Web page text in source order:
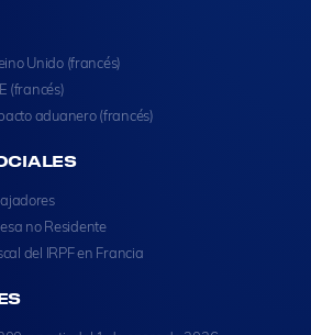
Unido (francés)
(francés)
aduanero (francés)
no Residente
del IRPF en Francia